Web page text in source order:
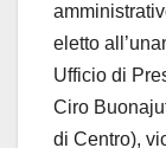
eletto
Ufficio di
Ciro
di Centro),